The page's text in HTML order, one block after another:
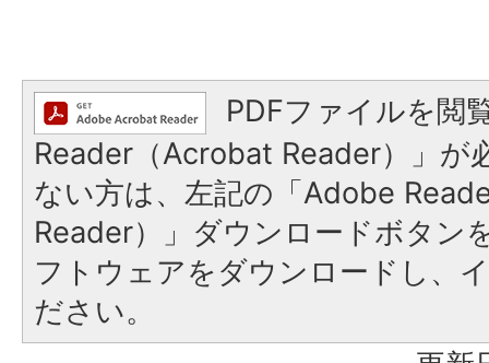
PDFファイルを閲
Reader（Acrobat Reader）」が
ない方は、左記の「Adobe
Reader）」ダウンロードボタン
フトウェアをダウンロードし、
ださい。